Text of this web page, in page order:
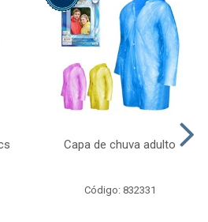
Capa de chuva adulto
Código: 832331